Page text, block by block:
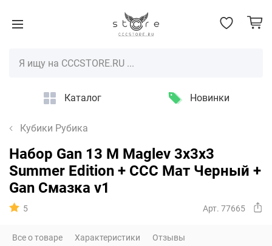
Каталог Новинки
Кубики Рубика
Набор Gan 13 M Maglev 3x3x3
Summer Edition + CCC Мат Черный +
Gan Смазка v1
5 Арт. 77665
Все о товаре Характеристики Отзывы